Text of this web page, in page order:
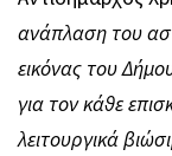
ανάπλαση του
εικόνας του
για τον κάθε
λειτουργικά